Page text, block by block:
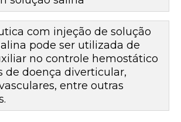
com injeção de solução
pode ser utilizada de
no controle hemostático
de doença diverticular,
entre outras